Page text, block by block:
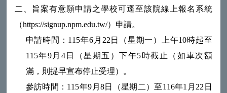
二、旨案有意願申請之學校可逕至該院線上報名系統
（https://signup.npm.edu.tw/）申請。
申請時間：115年6月22日（星期一）上午10時起至
115年9月4日（星期五）下午5時截止（如車次額
滿，則提早宣布停止受理）。
參訪時間：115年9月8日（星期二）至116年1月22日